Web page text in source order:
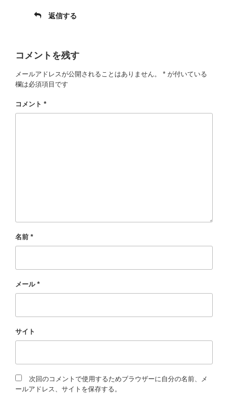
返信する
コメントを残す
メールアドレスが公開されることはありません。 * が付いている
欄は必須項目です
コメント *
名前 *
メール *
サイト
次回のコメントで使用するためブラウザーに自分の名前、メ
ールアドレス、サイトを保存する。